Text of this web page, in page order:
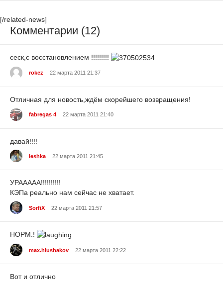
[/related-news]
Комментарии (12)
сеск,с восстановлением !!!!!!!!!
rokez 22 марта 2011 21:37
Отличная для новость,ждём скорейшего возвращения!
fabregas 4 22 марта 2011 21:40
давай!!!!
leshka 22 марта 2011 21:45
УРААААА!!!!!!!!!!
КЭПа реально нам сейчас не хватает.
SorfiX 22 марта 2011 21:57
НОРМ.!
max.hlushakov 22 марта 2011 22:22
Вот и отлично